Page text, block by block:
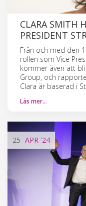
CLARA SMITH
PRESIDENT
Från och med den
rollen som Vice
kommer även att
Group, och
Clara är baserad i
Läs mer…
25 APR '24